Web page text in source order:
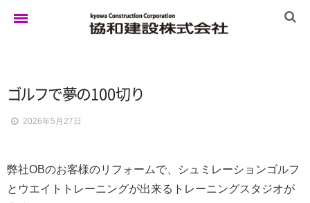
実例集
ゴルフで夢の100切り
2026年5月27日
弊社OBのお客様のリフォームで、シュミレーションゴルフ
とウエイトトレーニングが出来るトレーニングスタジオが